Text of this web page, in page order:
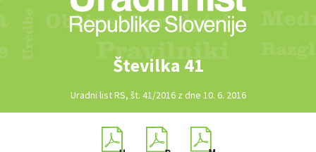
Številka 41
Uradni list RS, št. 41/2016 z dne 10. 6. 2016